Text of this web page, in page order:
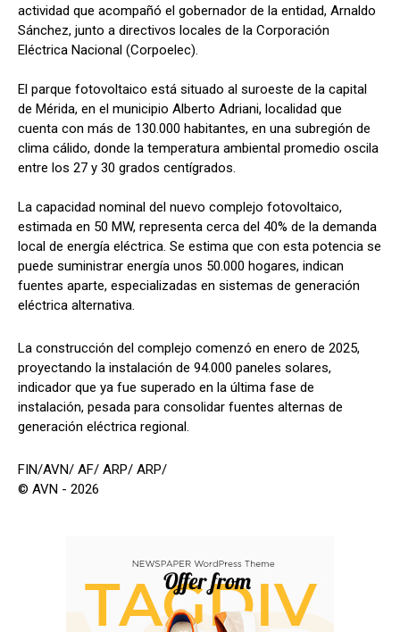
actividad que acompañó el gobernador de la entidad, Arnaldo
Sánchez, junto a directivos locales de la Corporación
Eléctrica Nacional (Corpoelec).
El parque fotovoltaico está situado al suroeste de la capital
de Mérida, en el municipio Alberto Adriani, localidad que
cuenta con más de 130.000 habitantes, en una subregión de
clima cálido, donde la temperatura ambiental promedio oscila
entre los 27 y 30 grados centígrados.
La capacidad nominal del nuevo complejo fotovoltaico,
estimada en 50 MW, representa cerca del 40% de la demanda
local de energía eléctrica. Se estima que con esta potencia se
puede suministrar energía unos 50.000 hogares, indican
fuentes aparte, especializadas en sistemas de generación
eléctrica alternativa.
La construcción del complejo comenzó en enero de 2025,
proyectando la instalación de 94.000 paneles solares,
indicador que ya fue superado en la última fase de
instalación, pesada para consolidar fuentes alternas de
generación eléctrica regional.
FIN/AVN/ AF/ ARP/ ARP/
© AVN - 2026